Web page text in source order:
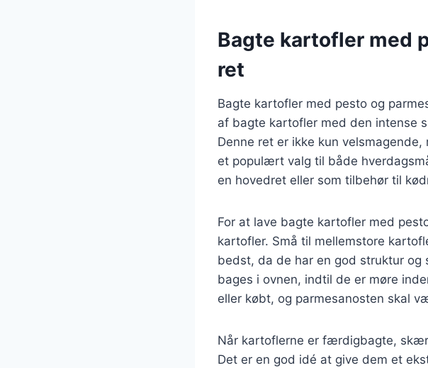
Bagte kartofler med
ret
Bagte kartofler med pesto og
af bagte kartofler med den intense
Denne ret er ikke kun
et populært valg til både
en hovedret eller som tilbehør til
For at lave bagte kartofler med
kartofler. Små til mellemstore
bedst, da de har en god struktur og
bages i ovnen, indtil de er møre
eller købt, og parmesanosten skal
Når kartoflerne er færdigbagte,
Det er en god idé at give dem et